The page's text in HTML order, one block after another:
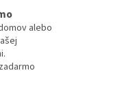
alebo